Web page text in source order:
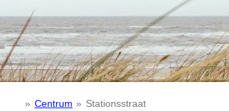
» Centrum » Stationsstraat